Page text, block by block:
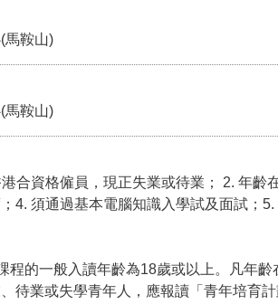
馬鞍山)
馬鞍山)
合資格僱員，現正失業或待業； 2. 年齡
4. 須通過基本電腦知識入學試及面試；
程的一般入讀年齡為18歲或以上。凡年
待業或失學青年人，應報讀「青年培育